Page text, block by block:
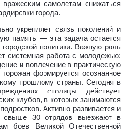
самолетам снижаться
города.
укрепляет связь поколений и
память — эта задача остается
городской политики. Важную роль
системная работа с молодежью:
и вовлечение в практическую
формируется осознанное
прошлому страны. Сегодня в
столицы действует
клубов, в которых занимаются
Активно развивается и
свыше 30 отрядов выезжают в
боев Великой Отечественной